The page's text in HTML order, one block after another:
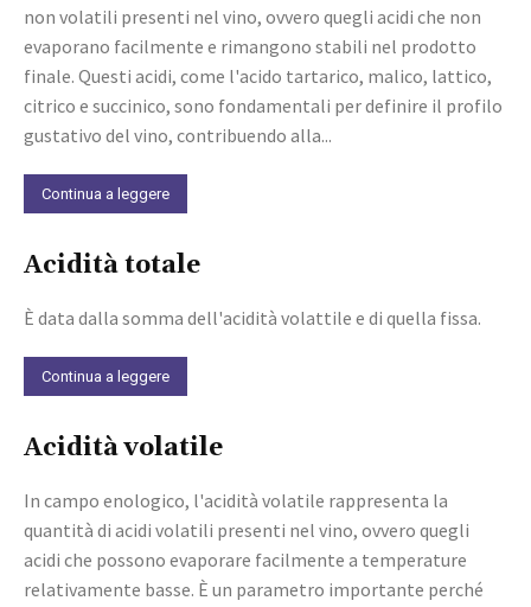
non volatili presenti nel vino, ovvero quegli acidi che non
evaporano facilmente e rimangono stabili nel prodotto
finale. Questi acidi, come l'acido tartarico, malico, lattico,
citrico e succinico, sono fondamentali per definire il profilo
gustativo del vino, contribuendo alla...
Continua a leggere
Acidità totale
È data dalla somma dell'acidità volattile e di quella fissa.
Continua a leggere
Acidità volatile
In campo enologico, l'acidità volatile rappresenta la
quantità di acidi volatili presenti nel vino, ovvero quegli
acidi che possono evaporare facilmente a temperature
relativamente basse. È un parametro importante perché